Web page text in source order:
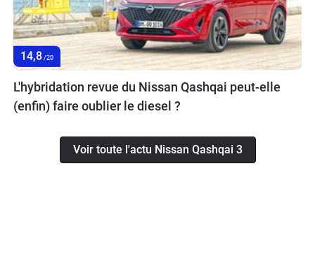
14,8 /20
L'hybridation revue du Nissan Qashqai peut-elle
(enfin) faire oublier le diesel ?
Voir toute l'actu Nissan Qashqai 3